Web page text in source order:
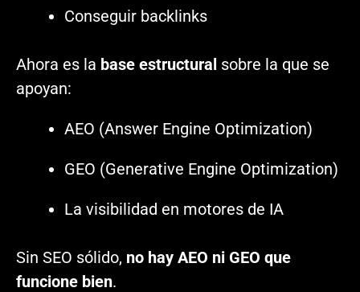
Conseguir backlinks
Ahora es la base estructural sobre la que se
apoyan:
AEO (Answer Engine Optimization)
GEO (Generative Engine Optimization)
La visibilidad en motores de IA
Sin SEO sólido, no hay AEO ni GEO que
funcione bien.